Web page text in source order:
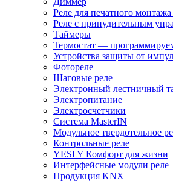
Реле для печатного
Реле с принудительным
Таймеры
Термостат —
Устройства защиты от
Фотореле
Шаговые реле
Электронный лестничный
Электропитание
Электросчетчики
Система MasterIN
Модульное твердотельное
Контрольные реле
YESLY Комфорт для жизни
Интерфейсные модули реле
Продукция KNX